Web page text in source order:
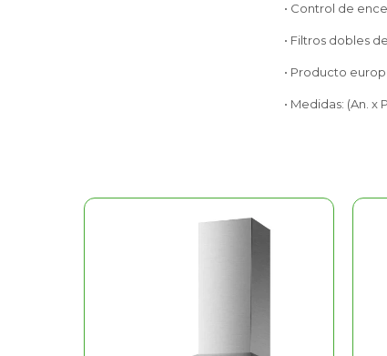
• Control de
• Filtros dobles
• Producto
• Medidas: (An. x